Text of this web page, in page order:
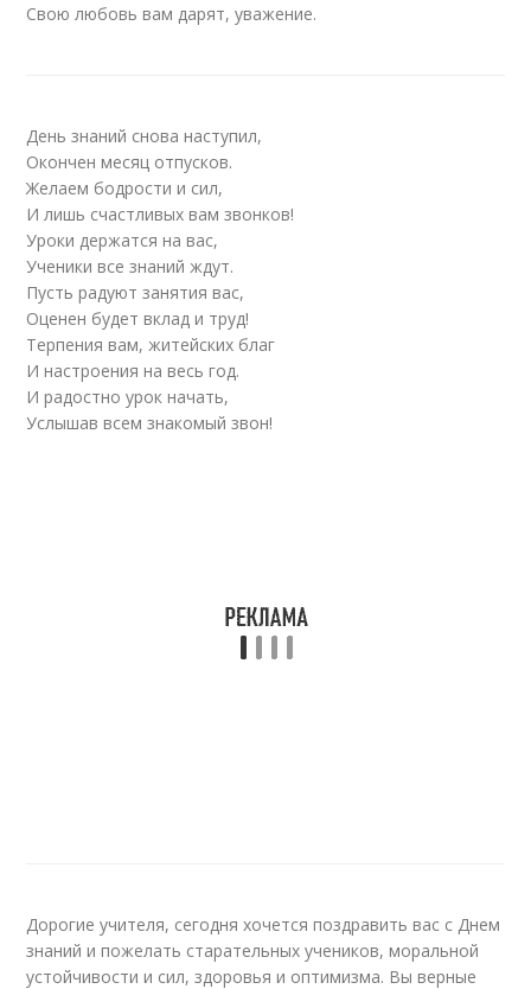
Свою любовь вам дарят, уважение.
День знаний снова наступил,
Окончен месяц отпусков.
Желаем бодрости и сил,
И лишь счастливых вам звонков!
Уроки держатся на вас,
Ученики все знаний ждут.
Пусть радуют занятия вас,
Оценен будет вклад и труд!
Терпения вам, житейских благ
И настроения на весь год.
И радостно урок начать,
Услышав всем знакомый звон!
Дорогие учителя, сегодня хочется поздравить вас с Днем
знаний и пожелать старательных учеников, моральной
устойчивости и сил, здоровья и оптимизма. Вы верные